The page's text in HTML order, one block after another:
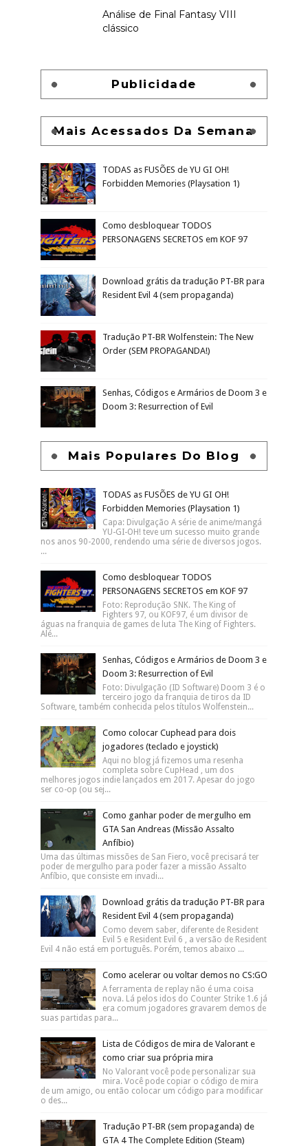
Análise de Final Fantasy VIII
clássico
Publicidade
Mais Acessados Da Semana
TODAS as FUSÕES de YU GI OH!
Forbidden Memories (Playsation 1)
Como desbloquear TODOS
PERSONAGENS SECRETOS em KOF 97
Download grátis da tradução PT-BR para
Resident Evil 4 (sem propaganda)
Tradução PT-BR Wolfenstein: The New
Order (SEM PROPAGANDA!)
Senhas, Códigos e Armários de Doom 3 e
Doom 3: Resurrection of Evil
Mais Populares Do Blog
TODAS as FUSÕES de YU GI OH!
Forbidden Memories (Playsation 1)
Capa: Divulgação A série de anime/mangá
YU-GI-OH! teve um sucesso muito grande
nos anos 90-2000, rendendo uma série de diversos jogos.
...
Como desbloquear TODOS
PERSONAGENS SECRETOS em KOF 97
Foto: Reprodução SNK. The King of
Fighters 97, ou KOF97, é um divisor de
águas na franquia de games de luta The King of Fighters.
Alé...
Senhas, Códigos e Armários de Doom 3 e
Doom 3: Resurrection of Evil
Foto: Divulgação (ID Software) Doom 3 é o
terceiro jogo da franquia de tiros da ID
Software, também conhecida pelos títulos Wolfenstein...
Como colocar Cuphead para dois
jogadores (teclado e joystick)
Aqui no blog já fizemos uma resenha
completa sobre CupHead , um dos
melhores jogos indie lançados em 2017. Apesar do jogo
ser co-op (ou sej...
Como ganhar poder de mergulho em
GTA San Andreas (Missão Assalto
Anfíbio)
Uma das últimas missões de San Fiero, você precisará ter
poder de mergulho para poder fazer a missão Assalto
Anfíbio, que consiste em invadi...
Download grátis da tradução PT-BR para
Resident Evil 4 (sem propaganda)
Como devem saber, diferente de Resident
Evil 5 e Resident Evil 6 , a versão de Resident
Evil 4 não está em português. Porém, temos abaixo ...
Como acelerar ou voltar demos no CS:GO
A ferramenta de replay não é uma coisa
nova. Lá pelos idos do Counter Strike 1.6 já
era comum jogadores gravarem demos de
suas partidas para...
Lista de Códigos de mira de Valorant e
como criar sua própria mira
No Valorant você pode personalizar sua
mira. Você pode copiar o código de mira
de um amigo, ou então colocar um código para modificar
o des...
Tradução PT-BR (sem propaganda) de
GTA 4 The Complete Edition (Steam)